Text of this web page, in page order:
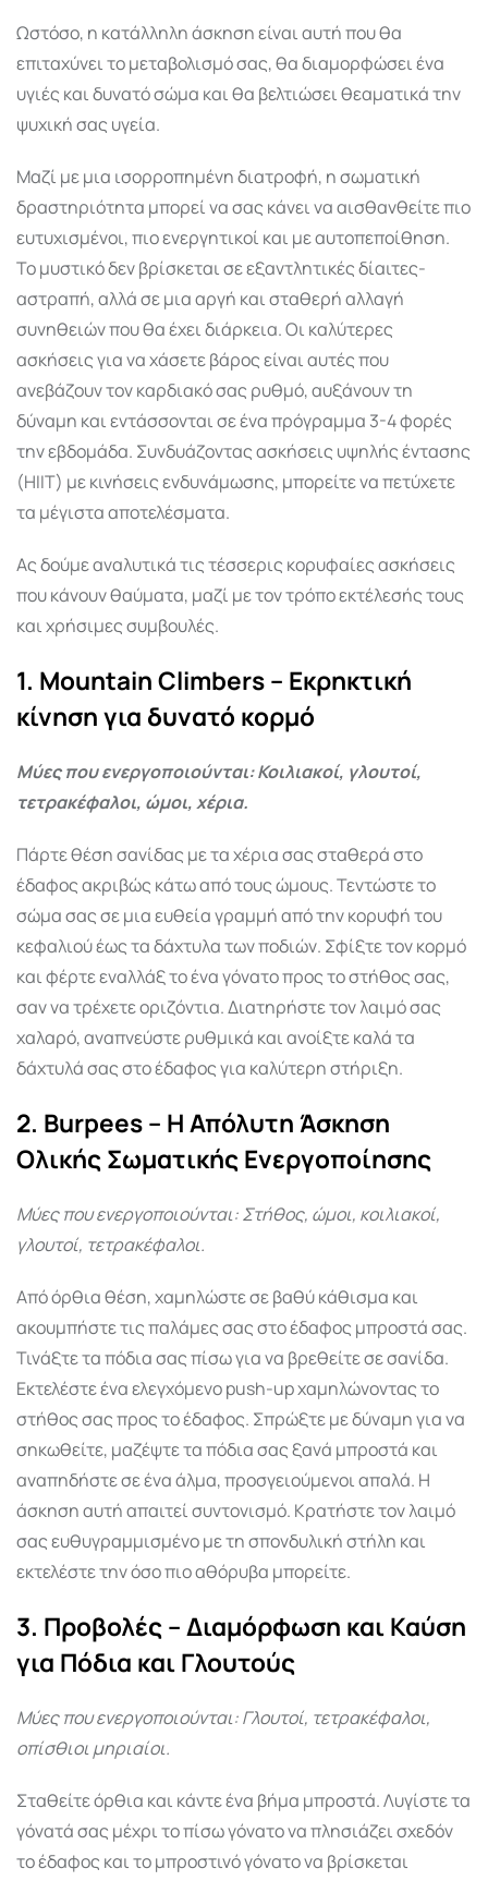
Ωστόσο, η κατάλληλη άσκηση είναι αυτή που θα
επιταχύνει το μεταβολισμό σας, θα διαμορφώσει ένα
υγιές και δυνατό σώμα και θα βελτιώσει θεαματικά την
ψυχική σας υγεία.
Μαζί με μια ισορροπημένη διατροφή, η σωματική
δραστηριότητα μπορεί να σας κάνει να αισθανθείτε πιο
ευτυχισμένοι, πιο ενεργητικοί και με αυτοπεποίθηση.
Το μυστικό δεν βρίσκεται σε εξαντλητικές δίαιτες-
αστραπή, αλλά σε μια αργή και σταθερή αλλαγή
συνηθειών που θα έχει διάρκεια. Οι καλύτερες
ασκήσεις για να χάσετε βάρος είναι αυτές που
ανεβάζουν τον καρδιακό σας ρυθμό, αυξάνουν τη
δύναμη και εντάσσονται σε ένα πρόγραμμα 3-4 φορές
την εβδομάδα. Συνδυάζοντας ασκήσεις υψηλής έντασης
(HIIT) με κινήσεις ενδυνάμωσης, μπορείτε να πετύχετε
τα μέγιστα αποτελέσματα.
Ας δούμε αναλυτικά τις τέσσερις κορυφαίες ασκήσεις
που κάνουν θαύματα, μαζί με τον τρόπο εκτέλεσής τους
και χρήσιμες συμβουλές.
1. Mountain Climbers – Εκρηκτική
κίνηση για δυνατό κορμό
Μύες που ενεργοποιούνται: Κοιλιακοί, γλουτοί,
τετρακέφαλοι, ώμοι, χέρια.
Πάρτε θέση σανίδας με τα χέρια σας σταθερά στο
έδαφος ακριβώς κάτω από τους ώμους. Τεντώστε το
σώμα σας σε μια ευθεία γραμμή από την κορυφή του
κεφαλιού έως τα δάχτυλα των ποδιών. Σφίξτε τον κορμό
και φέρτε εναλλάξ το ένα γόνατο προς το στήθος σας,
σαν να τρέχετε οριζόντια. Διατηρήστε τον λαιμό σας
χαλαρό, αναπνεύστε ρυθμικά και ανοίξτε καλά τα
δάχτυλά σας στο έδαφος για καλύτερη στήριξη.
2. Burpees – Η Απόλυτη Άσκηση
Ολικής Σωματικής Ενεργοποίησης
Μύες που ενεργοποιούνται: Στήθος, ώμοι, κοιλιακοί,
γλουτοί, τετρακέφαλοι.
Από όρθια θέση, χαμηλώστε σε βαθύ κάθισμα και
ακουμπήστε τις παλάμες σας στο έδαφος μπροστά σας.
Τινάξτε τα πόδια σας πίσω για να βρεθείτε σε σανίδα.
Εκτελέστε ένα ελεγχόμενο push-up χαμηλώνοντας το
στήθος σας προς το έδαφος. Σπρώξτε με δύναμη για να
σηκωθείτε, μαζέψτε τα πόδια σας ξανά μπροστά και
αναπηδήστε σε ένα άλμα, προσγειούμενοι απαλά. Η
άσκηση αυτή απαιτεί συντονισμό. Κρατήστε τον λαιμό
σας ευθυγραμμισμένο με τη σπονδυλική στήλη και
εκτελέστε την όσο πιο αθόρυβα μπορείτε.
3. Προβολές – Διαμόρφωση και Καύση
για Πόδια και Γλουτούς
Μύες που ενεργοποιούνται: Γλουτοί, τετρακέφαλοι,
οπίσθιοι μηριαίοι.
Σταθείτε όρθια και κάντε ένα βήμα μπροστά. Λυγίστε τα
γόνατά σας μέχρι το πίσω γόνατο να πλησιάζει σχεδόν
το έδαφος και το μπροστινό γόνατο να βρίσκεται